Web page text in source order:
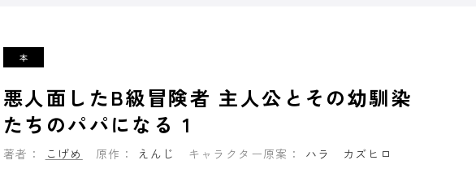
悪人面したB級冒険者 主人公とその幼馴染
たちのパパになる 1
著者： こげめ 原作： えんじ キャラクター原案： ハラ カズヒロ